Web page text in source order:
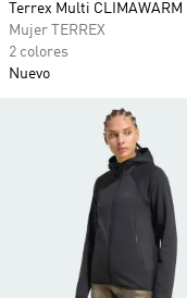
Terrex Multi CLIMAWARM
Mujer TERREX
2 colores
Nuevo